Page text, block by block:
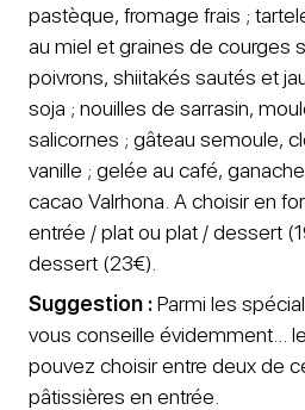
pastèque, fromage frais ;
au miel et graines de courges
poivrons, shiitakés sautés et
soja ; nouilles de sarrasin,
salicornes ; gâteau semoule,
vanille ; gelée au café,
cacao Valrhona. A choisir en
entrée / plat ou plat / dessert
dessert (23€).
Suggestion :Parmi les
vous conseille évidemment...
pouvez choisir entre deux de
pâtissières en entrée.